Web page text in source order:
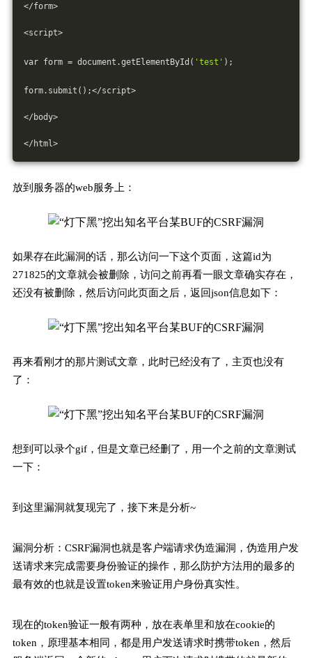
</form>
<script>
var form = document.getElementById( 'test' );
form.submit();</script>
</body>
</html>
放到服务器的web服务上：
如果存在此漏洞的话，那么访问一下这个页面，这篇id为
271825的文章就会被删除，访问之前再看一眼文章确实存在，
还没有被删除，然后访问此页面之后，返回json信息如下：
再来看刚才的那片测试文章，此时已经没有了，主页也没有
了：
想到可以录个gif，但是文章已经删了，用一个之前的文章测试
一下：
到这里漏洞就复现完了，接下来是分析~
漏洞分析：CSRF漏洞也就是客户端请求伪造漏洞，伪造用户发
送请求来完成需要身份验证的操作，那么防护方法用的最多的
最有效的也就是设置token来验证用户身份真实性。
现在的token验证一般有两种，放在表单里和放在cookie的
token，原理基本相同，都是用户发送请求时携带token，然后